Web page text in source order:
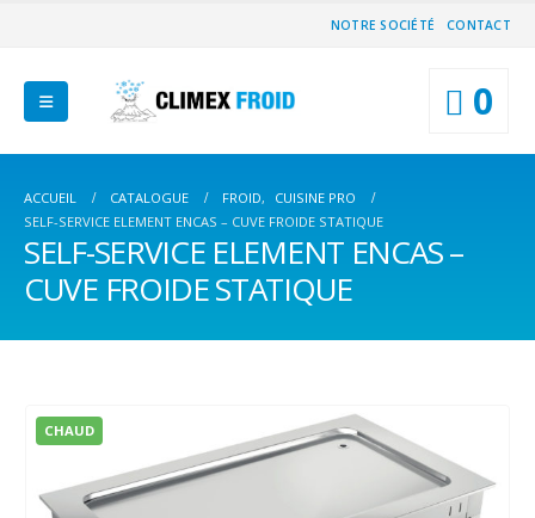
NOTRE SOCIÉTÉ CONTACT
0
ACCUEIL CATALOGUE FROID,
CUISINE PRO
SELF-SERVICE ELEMENT ENCAS – CUVE FROIDE STATIQUE
SELF-SERVICE ELEMENT ENCAS –
CUVE FROIDE STATIQUE
CHAUD